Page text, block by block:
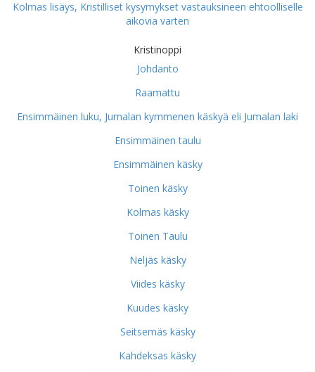
Kolmas lisäys, Kristilliset kysymykset vastauksineen ehtoolliselle
aikovia varten
Kristinoppi
Johdanto
Raamattu
Ensimmäinen luku, Jumalan kymmenen käskyä eli Jumalan laki
Ensimmäinen taulu
Ensimmäinen käsky
Toinen käsky
Kolmas käsky
Toinen Taulu
Neljäs käsky
Viides käsky
Kuudes käsky
Seitsemäs käsky
Kahdeksas käsky